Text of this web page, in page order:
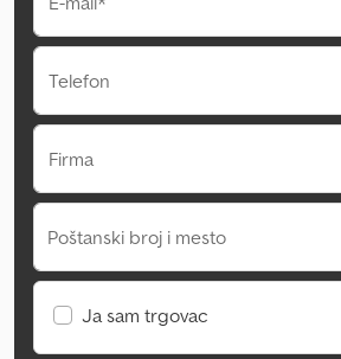
Telefon
Firma
Poštanski broj i mesto
Ja sam trgovac